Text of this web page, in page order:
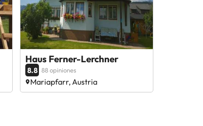
Haus Ferner-Lerchner
8.8 88 opiniones
Mariapfarr, Austria